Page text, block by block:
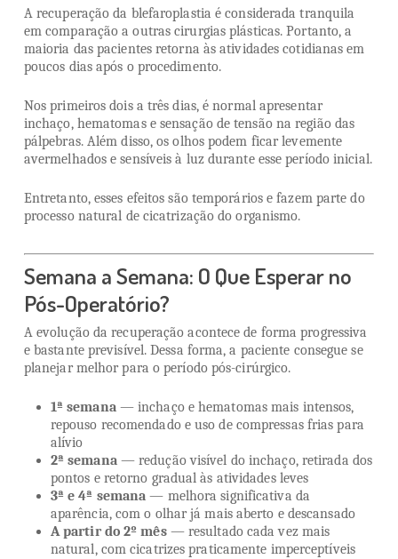
A recuperação da blefaroplastia é considerada tranquila
em comparação a outras cirurgias plásticas. Portanto, a
maioria das pacientes retorna às atividades cotidianas em
poucos dias após o procedimento.
Nos primeiros dois a três dias, é normal apresentar
inchaço, hematomas e sensação de tensão na região das
pálpebras. Além disso, os olhos podem ficar levemente
avermelhados e sensíveis à luz durante esse período inicial.
Entretanto, esses efeitos são temporários e fazem parte do
processo natural de cicatrização do organismo.
Semana a Semana: O Que Esperar no
Pós-Operatório?
A evolução da recuperação acontece de forma progressiva
e bastante previsível. Dessa forma, a paciente consegue se
planejar melhor para o período pós-cirúrgico.
1ª semana— inchaço e hematomas mais intensos,
repouso recomendado e uso de compressas frias para
alívio
2ª semana— redução visível do inchaço, retirada dos
pontos e retorno gradual às atividades leves
3ª e 4ª semana — melhora significativa da
aparência, com o olhar já mais aberto e descansado
A partir do 2º mês— resultado cada vez mais
natural, com cicatrizes praticamente imperceptíveis